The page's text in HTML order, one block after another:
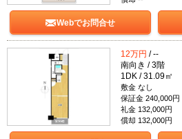
Webでお問合せ
12万円 / --
南向き / 3階
1DK / 31.09㎡
敷金 なし
保証金 240,000円
礼金 132,000円
償却 132,000円